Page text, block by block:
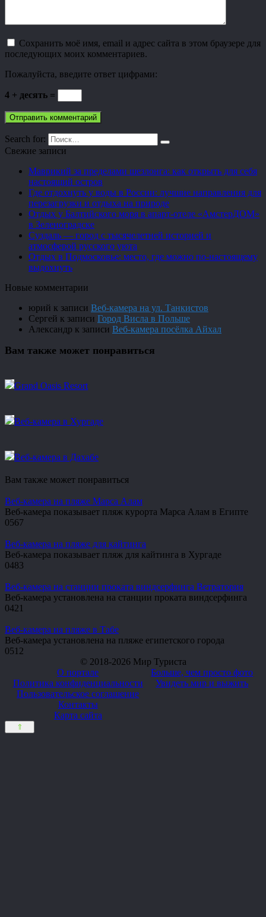
Сохранить моё имя, email и адрес сайта в этом браузере для
последующих моих комментариев.
Пожалуйста, введите ответ цифрами:
4 + десять =
Search for:
Свежие записи
Маврикий за пределами шезлонга: как открыть для себя
настоящий остров
Где отдохнуть у воды в России: лучшие направления для
перезагрузки и отдыха на природе
Отдых у Балтийского моря в апарт-отеле «АмстерДОМ»
в Зеленоградске
Суздаль — город с тысячелетней историей и
атмосферой русского уюта
Отдых в Подмосковье: место, где можно по-настоящему
выдохнуть
Новые комментарии
юрий к записи Веб-камера на ул. Танкистов
Сергей к записи Город Висла в Польше
Александр к записи Веб-камера посёлка Айхал
Вам также может понравиться
Grand Oasis Resort
Веб-камера в Хургаде
Веб-камера в Дахабе
Вам также может понравиться
Веб-камера на пляже Марса Алам
Веб-камера показывает пляж курорта Марса Алам в Египте
0567
Веб-камера на пляже для кайтинга
Веб-камера показывает пляж для кайтинга в Хургаде
0483
Веб-камера на станции проката виндсерфинга Ветратория
Веб-камера установлена на станции проката виндсерфинга
0421
Веб-камера на пляже в Табе
Веб-камера установлена на пляже египетского города
0512
© 2018-2026 Мир Туриста
О портале
Политика конфиденциальности
Пользовательское соглашение
Контакты
Карта сайта
Больше, чем просто фото
Увидеть мир и выжить